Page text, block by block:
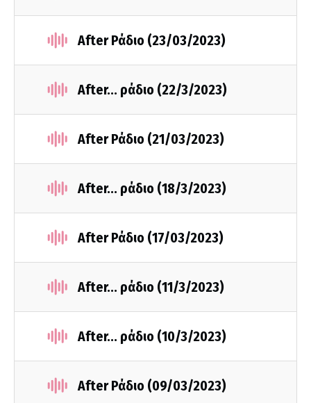
After Ράδιο (23/03/2023)
After... ράδιο (22/3/2023)
After Ράδιο (21/03/2023)
After... ράδιο (18/3/2023)
After Ράδιο (17/03/2023)
After... ράδιο (11/3/2023)
After... ράδιο (10/3/2023)
After Ράδιο (09/03/2023)